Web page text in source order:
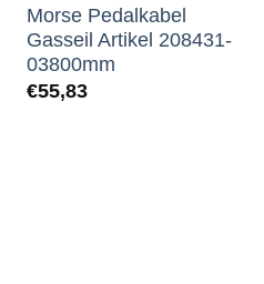
Morse Pedalkabel
Gasseil Artikel 208431-
03800mm
€55,83